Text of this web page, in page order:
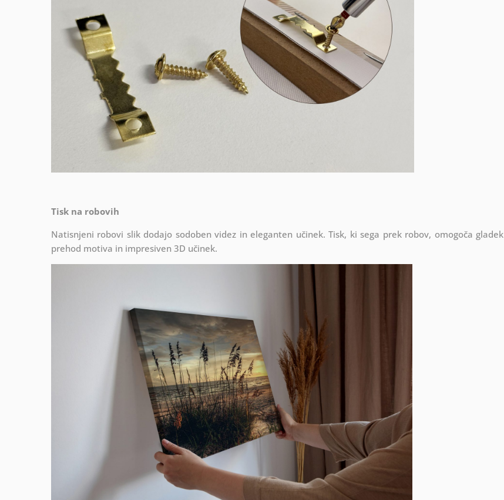
Tisk na robovih
Natisnjeni robovi slik dodajo sodoben videz in eleganten učinek. Tisk, ki sega prek robov, omogoča gladek
prehod motiva in impresiven 3D učinek.